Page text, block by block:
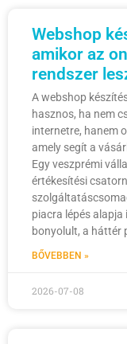
Webshop
amikor az
rendszer
A webshop
hasznos, ha nem
internetre, hanem
amely segít a
Egy veszprémi
értékesítési
piacra lépés alapja
bonyolult, a háttér
BŐVEBBEN »
2026-07-08